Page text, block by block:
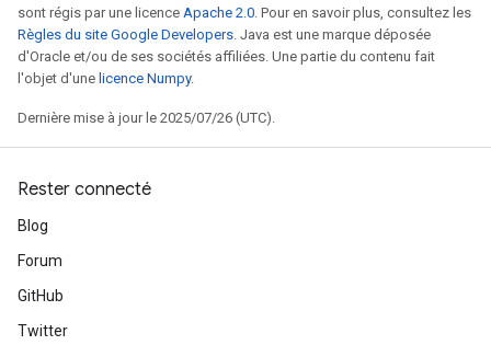
sont régis par une licence Apache 2.0. Pour en savoir plus, consultez les
Règles du site Google Developers. Java est une marque déposée
d'Oracle et/ou de ses sociétés affiliées. Une partie du contenu fait
l'objet d'une licence Numpy.
Dernière mise à jour le 2025/07/26 (UTC).
Rester connecté
Blog
Forum
GitHub
Twitter